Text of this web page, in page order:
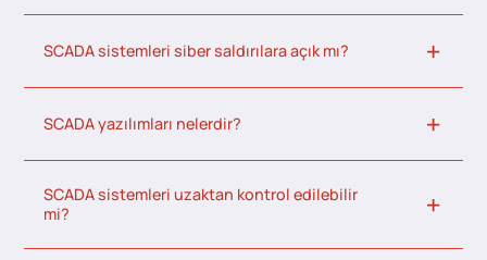
SCADA sistemleri siber saldırılara açık mı?
SCADA yazılımları nelerdir?
SCADA sistemleri uzaktan kontrol edilebilir
mi?